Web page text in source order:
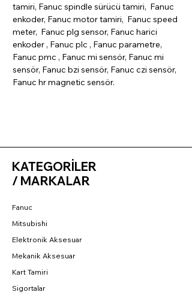
tamiri, Fanuc spindle sürücü tamiri, Fanuc
enkoder, Fanuc motor tamiri, Fanuc speed
meter, Fanuc plg sensor, Fanuc harici
enkoder , Fanuc plc , Fanuc parametre,
Fanuc pmc , Fanuc mi sensör, Fanuc mi
sensör, Fanuc bzi sensör, Fanuc czi sensör,
Fanuc hr magnetic sensör.
KATEGORİLER
/ MARKALAR
Fanuc
Mitsubishi
Elektronik Aksesuar
Mekanik Aksesuar
Kart Tamiri
Sigortalar